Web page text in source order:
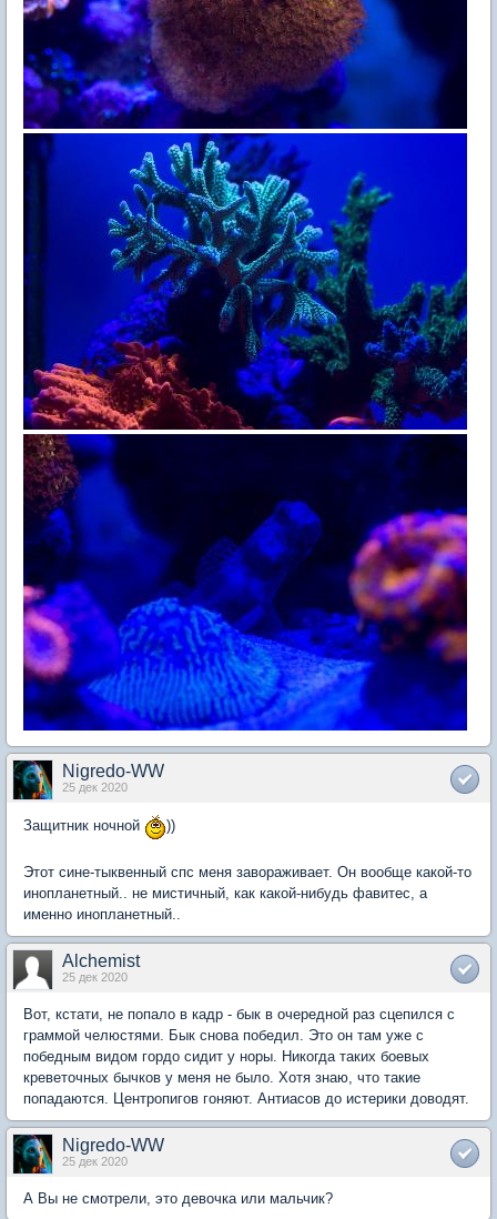
Nigredo-WW
25 дек 2020
Защитник ночной ))
Этот сине-тыквенный спс меня завораживает. Он вообще какой-то
инопланетный.. не мистичный, как какой-нибудь фавитес, а
именно инопланетный..
Alchemist
25 дек 2020
Вот, кстати, не попало в кадр - бык в очередной раз сцепился с
граммой челюстями. Бык снова победил. Это он там уже с
победным видом гордо сидит у норы. Никогда таких боевых
креветочных бычков у меня не было. Хотя знаю, что такие
попадаются. Центропигов гоняют. Антиасов до истерики доводят.
Nigredo-WW
25 дек 2020
А Вы не смотрели, это девочка или мальчик?